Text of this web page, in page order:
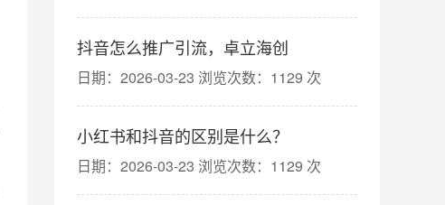
抖音怎么推广引流，卓立海创
日期：2026-03-23 浏览次数：1129 次
小红书和抖音的区别是什么？
日期：2026-03-23 浏览次数：1129 次